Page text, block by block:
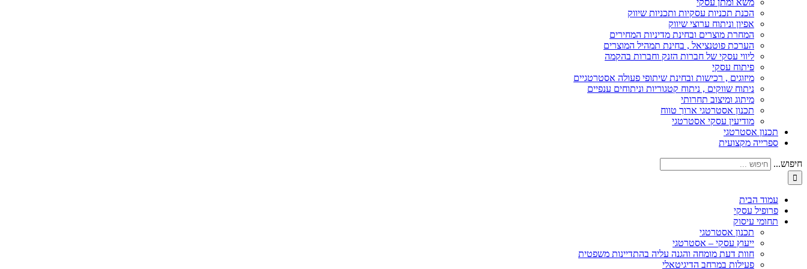
משא ומתן עסקי
הכנת תכניות עסקיות ותכניות שיווק
אפיון וניתוח ערוצי שיווק
המחרת מוצרים ובחינת מדיניות המחירים
הערכת פוטנציאל , בחינת תמהיל המוצרים
ליווי עסקי של חברות הזנק וחברות בהקמה
פיתוח עסקי
מיזוגים , רכישות ובחינת שיתופי פעולה אסטרטגיים
ניתוח שווקים , ניתוח קטגוריות וניתוחים ענפיים
מיתוג ומיצוב תחרותי
תכנון אסטרטגי ארוך טווח
מודיעין עסקי אסטרטגי
תכנון אסטרטגי
ספרייה מקצועית
חיפוש...
עמוד הבית
פרופיל עסקי
תחומי עיסוק
תכנון אסטרטגי
ייעוץ עסקי – אסטרטגי
חוות דעת מומחה והגנה עליה בהתדיינות משפטית
פעילות במרחב הדיגיטאלי